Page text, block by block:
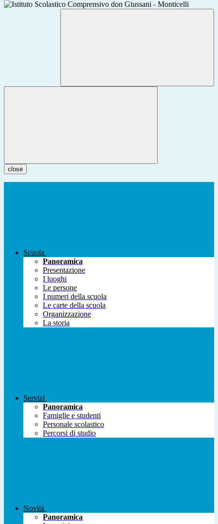
close
Scuola
Panoramica
Presentazione
I luoghi
Le persone
I numeri della scuola
Le carte della scuola
Organizzazione
La storia
Servizi
Panoramica
Famiglie e studenti
Personale scolastico
Percorsi di studio
Novità
Panoramica